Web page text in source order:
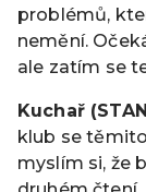
problémů,
nemění.
ale zatím se
Kuchař
klub se
myslím si, že